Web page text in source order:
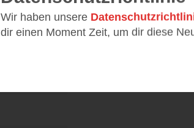
272
Wir haben unsere
dir einen Moment Zeit, um dir diese